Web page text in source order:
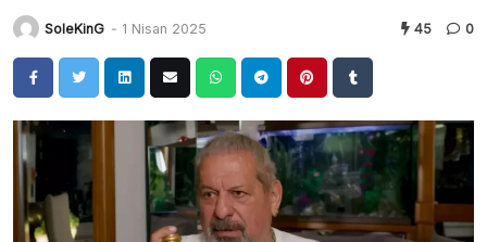
SoleKinG - 1 Nisan 2025 45 0